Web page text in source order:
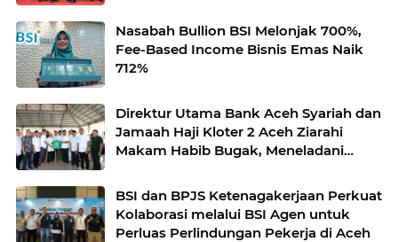
Nasabah Bullion BSI Melonjak 700%,
Fee-Based Income Bisnis Emas Naik
712%
Direktur Utama Bank Aceh Syariah dan
Jamaah Haji Kloter 2 Aceh Ziarahi
Makam Habib Bugak, Meneladani
Sepanjang Zaman
BSI dan BPJS Ketenagakerjaan Perkuat
Kolaborasi melalui BSI Agen untuk
Perluas Perlindungan Pekerja di Aceh